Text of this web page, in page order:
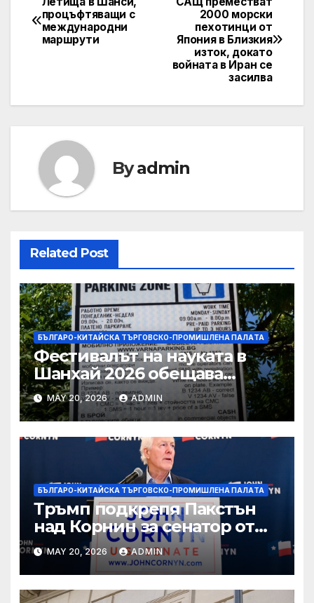
Post
navigation
2000 морски
пехотинци от
Япония в Близкия
изток, докато
войната в Иран се
засилва
процъфтяващи с
международни
маршрути
Byadmin
Related Post
БЪЛГАРО-КИТАЙСКА ТЪРГОВСКО-ПРОМИШЛЕНА ПАЛAТА
Фестивалът на науката в
Шанхай 2026 обещава
вълнуващи научно-
технологични иновации
MAY 20, 2026 ADMIN
БЪЛГАРО-КИТАЙСКА ТЪРГОВСКО-ПРОМИШЛЕНА ПАЛAТА
Тръмп подкрепя Пакстън
над Корнин за сенатор от
Тексас в шокираща
подкрепа
MAY 20, 2026 ADMIN